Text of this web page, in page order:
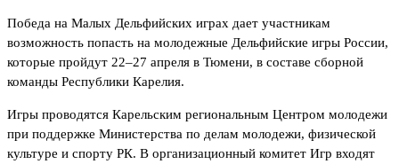
Победа на Малых Дельфийских играх дает участникам
возможность попасть на молодежные Дельфийские игры России,
которые пройдут 22–27 апреля в Тюмени, в составе сборной
команды Республики Карелия.
Игры проводятся Карельским региональным Центром молодежи
при поддержке Министерства по делам молодежи, физической
культуре и спорту РК. В организационный комитет Игр входят